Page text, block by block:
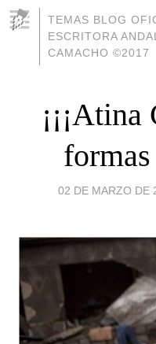
TEMAS BLOG
ESCRITORA
CAMACHO ©2017
02 DE MARZO DE